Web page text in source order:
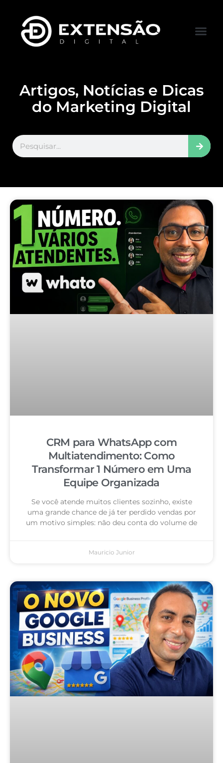
Artigos, Notícias e Dicas
do Marketing Digital
CRM para WhatsApp com
Multiatendimento: Como
Transformar 1 Número em Uma
Equipe Organizada
Se você atende muitos clientes sozinho, existe
uma grande chance de já ter perdido vendas por
um motivo simples: não deu conta do volume de
Mauricio Junior